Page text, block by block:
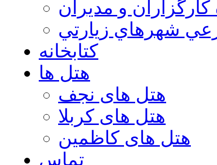
كارگزاران و مديران
شهرهاي زيارتي
کتابخانه
هتل ها
هتل های نجف
هتل های کربلا
هتل های کاظمین
تماس